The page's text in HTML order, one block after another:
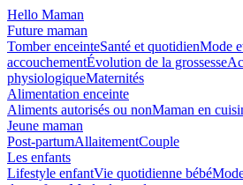
Hello Maman
Future maman
Tomber enceinteSanté et quotidienMode
accouchementÉvolution de la grossesse
physiologiqueMaternités
Alimentation enceinte
Aliments autorisés ou nonMaman en
Jeune maman
Post-partumAllaitementCouple
Les enfants
Lifestyle enfantVie quotidienne bébé